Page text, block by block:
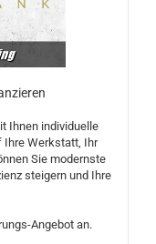
Ihnen individuelle
Ihre Werkstatt, Ihr
Sie modernste
steigern und Ihre
Angebot an.